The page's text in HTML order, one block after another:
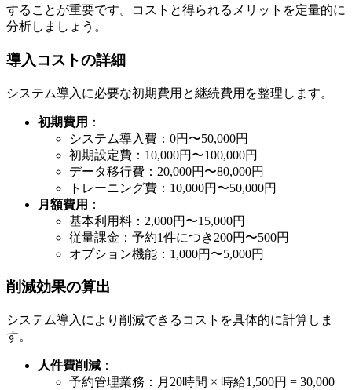
することが重要です。コストと得られるメリットを定量的に
分析しましょう。
導入コストの詳細
システム導入に必要な初期費用と継続費用を整理します。
初期費用 ：
システム導入費：0円〜50,000円
初期設定費：10,000円〜100,000円
データ移行費：20,000円〜80,000円
トレーニング費：10,000円〜50,000円
月額費用 ：
基本利用料：2,000円〜15,000円
従量課金：予約1件につき200円〜500円
オプション機能：1,000円〜5,000円
削減効果の算出
システム導入により削減できるコストを具体的に計算しま
す。
人件費削減 ：
予約管理業務：月20時間 × 時給1,500円 = 30,000